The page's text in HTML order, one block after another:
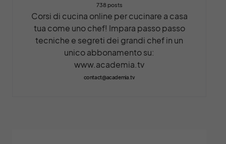
738 posts
Corsi di cucina online per cucinare a casa
tua come uno chef! Impara passo passo
tecniche e segreti dei grandi chef in un
unico abbonamento su:
www.academia.tv
contact@academia.tv